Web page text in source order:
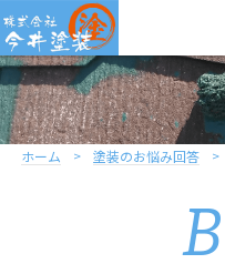
ホーム 塗装のお悩み回答